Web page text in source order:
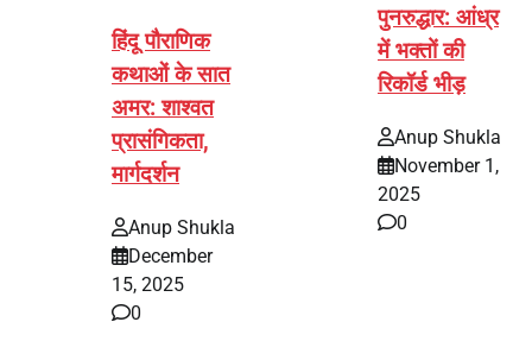
हिंदू पौराणिक
कथाओं के सात
अमर: शाश्वत
प्रासंगिकता,
मार्गदर्शन
Anup Shukla
December
15, 2025
0
पुनरुद्धार: आंध्र
में भक्तों की
रिकॉर्ड भीड़
Anup Shukla
November 1,
2025
0